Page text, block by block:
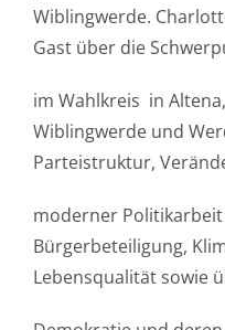
Wiblingwerde.
Gast über die
im Wahlkreis in
Wiblingwerde und
Parteistruktur,
moderner
Bürgerbeteiligung,
Lebensqualität sowie